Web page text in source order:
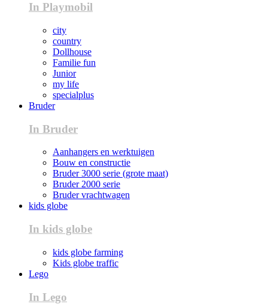
In Playmobil
city
country
Dollhouse
Familie fun
Junior
my life
specialplus
Bruder
In Bruder
Aanhangers en werktuigen
Bouw en constructie
Bruder 3000 serie (grote maat)
Bruder 2000 serie
Bruder vrachtwagen
kids globe
In kids globe
kids globe farming
Kids globe traffic
Lego
In Lego